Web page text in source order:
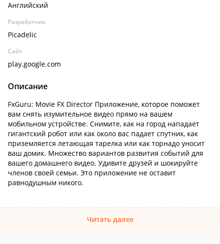
Английский
Разработчик
Picadelic
Сайт
play.google.com
Описание
FxGuru: Movie FX Director Приложение, которое поможет
вам снять изумительное видео прямо на вашем
мобильном устройстве. Снимите, как на город нападает
гигантский робот или как около вас падает спутник, как
приземляется летающая тарелка или как торнадо уносит
ваш домик. Множество вариантов развития событий для
вашего домашнего видео. Удивите друзей и шокируйте
членов своей семьи. Это приложение не оставит
равнодушным никого.
Читать далее